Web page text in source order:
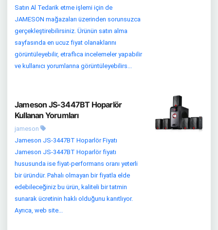
Satın Al Tedarik etme işlemi için de
JAMESON mağazaları üzerinden sorunsuzca
gerçekleştirebilirsiniz. Ürünün satın alma
sayfasında en ucuz fiyat olanaklarını
görüntüleyebilir, etraflıca incelemeler yapabilir
ve kullanıcı yorumlarına görüntüleyebilirs...
Jameson JS-3447BT Hoparlör
Kullanan Yorumları
jameson
Jameson JS-3447BT Hoparlör Fiyatı
Jameson JS-3447BT Hoparlör fiyatı
hususunda ise fiyat-performans oranı yeterli
bir üründür. Pahalı olmayan bir fiyatla elde
edebileceğiniz bu ürün, kaliteli bir tatmin
sunarak ücretinin haklı olduğunu kanıtlıyor.
Ayrıca, web site...